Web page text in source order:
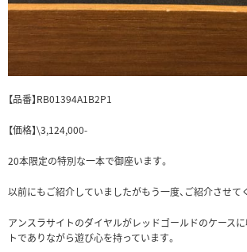
【品番】RB01394A1B2P1
【価格】\3,124,000-
20本限定の特別な一本で御座います。
以前にもご紹介していましたがもう一度、ご紹介させて
アンスラサイトのダイヤルがレッドゴールドのケースに
トでありながら遊び心を持っています。